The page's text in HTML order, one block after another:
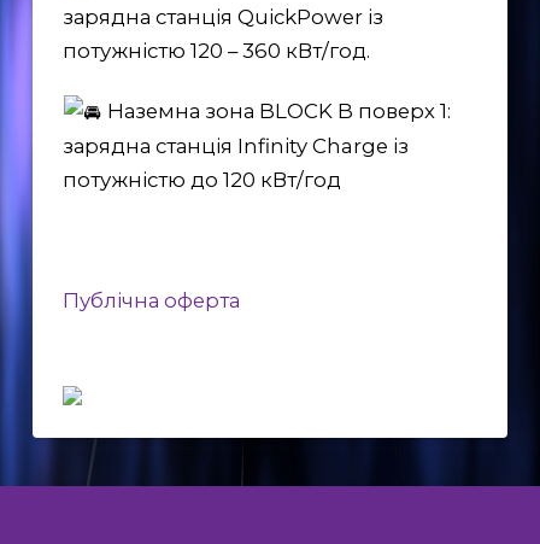
зарядна станція QuickPower із
потужністю 120 – 360 кВт/год.
Наземна зона BLOCK B поверх 1:
зарядна станція Infinity Charge із
потужністю до 120 кВт/год
Публічна оферта